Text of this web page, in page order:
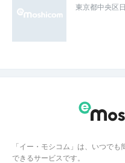
東京都中央区
「イー・モシコム」は、いつで
できるサービスです。